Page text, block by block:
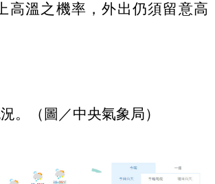
高溫之機率，外出仍須留意高
。（圖／中央氣象局）